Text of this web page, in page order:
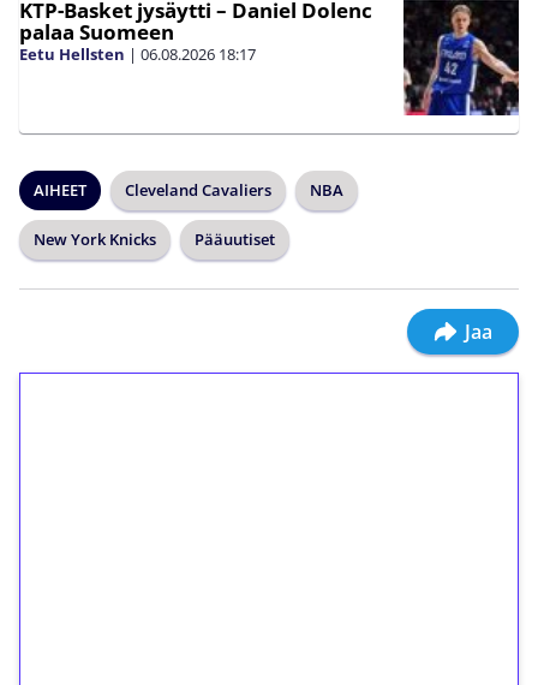
KTP-Basket jysäytti – Daniel Dolenc
palaa Suomeen
Eetu Hellsten | 06.08.2026 18:17
AIHEET Cleveland Cavaliers NBA
New York Knicks Pääuutiset
Jaa